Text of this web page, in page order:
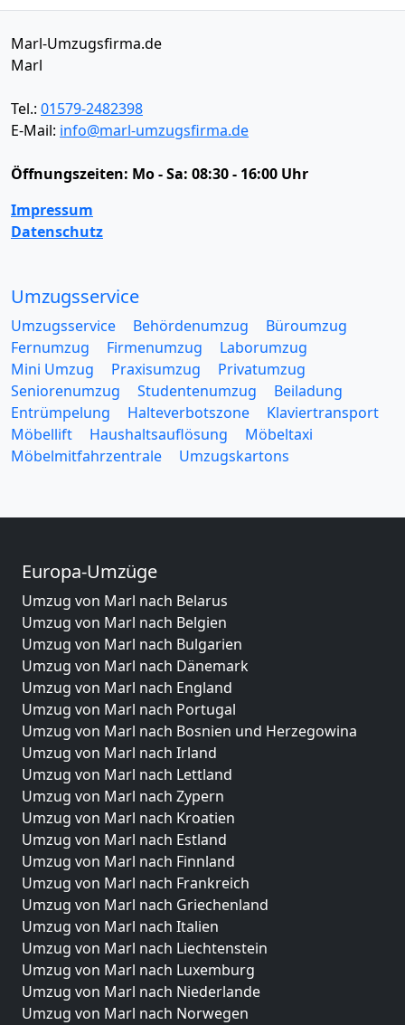
Marl-Umzugsfirma.de
Marl
Tel.: 01579-2482398
E-Mail: info@marl-umzugsfirma.de
Öffnungszeiten: Mo - Sa: 08:30 - 16:00 Uhr
Impressum
Datenschutz
Umzugsservice
Umzugsservice Behördenumzug
Büroumzug
Fernumzug
Firmenumzug
Laborumzug
Mini Umzug
Praxisumzug
Privatumzug
Seniorenumzug
Studentenumzug
Beiladung
Entrümpelung
Halteverbotszone
Klaviertransport
Möbellift
Haushaltsauflösung
Möbeltaxi
Möbelmitfahrzentrale
Umzugskartons
Europa-Umzüge
Umzug von Marl nach Belarus
Umzug von Marl nach Belgien
Umzug von Marl nach Bulgarien
Umzug von Marl nach Dänemark
Umzug von Marl nach England
Umzug von Marl nach Portugal
Umzug von Marl nach Bosnien und Herzegowina
Umzug von Marl nach Irland
Umzug von Marl nach Lettland
Umzug von Marl nach Zypern
Umzug von Marl nach Kroatien
Umzug von Marl nach Estland
Umzug von Marl nach Finnland
Umzug von Marl nach Frankreich
Umzug von Marl nach Griechenland
Umzug von Marl nach Italien
Umzug von Marl nach Liechtenstein
Umzug von Marl nach Luxemburg
Umzug von Marl nach Niederlande
Umzug von Marl nach Norwegen